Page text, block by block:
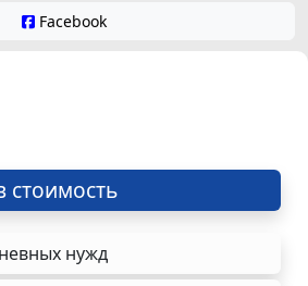
Facebook
стоимость
нужд